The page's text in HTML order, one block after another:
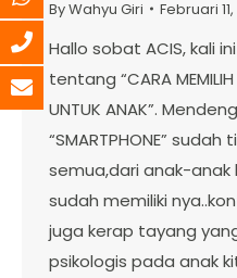
ByWahyu Giri Februari 11,
Hallo sobat ACIS, kali
tentang “CARA MEMILIH
UNTUK ANAK”.
“SMARTPHONE”
semua,dari anak-
sudah memiliki
juga kerap tayang
psikologis pada anak